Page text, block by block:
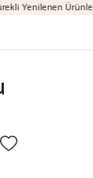
Yenilenen Ürünler